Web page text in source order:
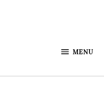
MENU